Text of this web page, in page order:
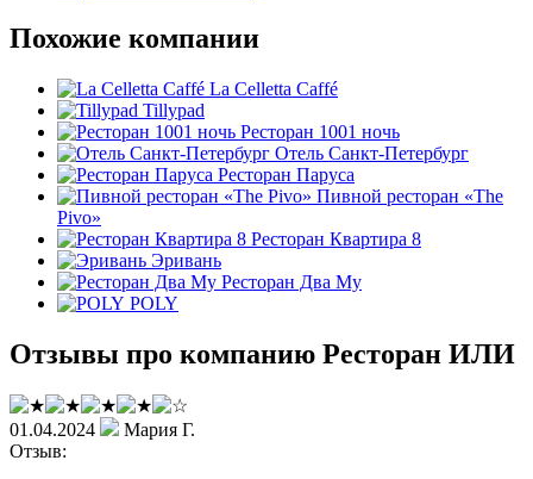
Похожие компании
La Celletta Caffé
Tillypad
Ресторан 1001 ночь
Отель Санкт-Петербург
Ресторан Паруса
Пивной ресторан «The
Pivo»
Ресторан Квартира 8
Эривань
Ресторан Два Му
POLY
Отзывы про компанию Ресторан ИЛИ
01.04.2024
Мария Г.
Отзыв: